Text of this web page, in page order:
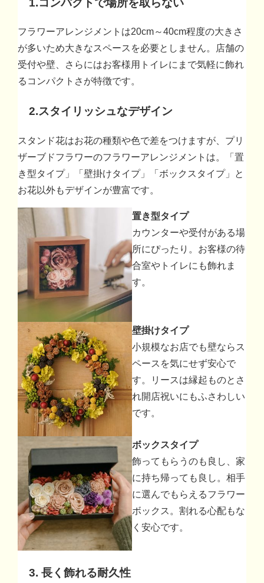
1.コンパクトで場所を取らない
フラワーアレンジメントは20cm～40cm程度の大きさ
が多いため大きなスペースを必要としません。店舗の
受付や壁、さらにはお客様用トイレにまで気軽に飾れ
るコンパクトさが特徴です。
2.スタイリッシュなデザイン
スタンド花はお花の種類や色で差をつけますが、プリ
ザーブドフラワーのフラワーアレンジメントは。「置
き型タイプ」「壁掛けタイプ」「ボックスタイプ」と
お花以外もデザインが豊富です。
置き型タイプ
カウンターや受付がある場
所にぴったり。お客様の待
合室やトイレにも飾れま
す。
壁掛けタイプ
小規模なお店でも壁ならス
ペースを気にせず安心で
す。リースは縁起ものとさ
れ開店祝いにもふさわしい
です。
ボックスタイプ
飾ってもらうのも良し、家
に持ち帰っても良し。相手
に選んでもらえるフラワー
ボックス。割れる心配もな
く安心です。
3. 長く飾れる耐久性